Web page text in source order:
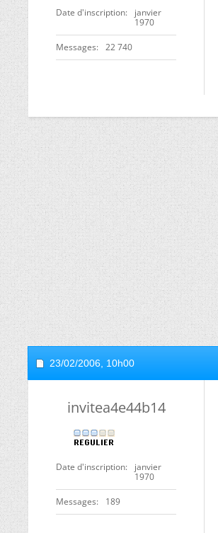
Date d'inscription
janvier
1970
Messages 22 740
23/02/2006, 10h00
invitea4e44b14
Date d'inscription
janvier
1970
Messages 189